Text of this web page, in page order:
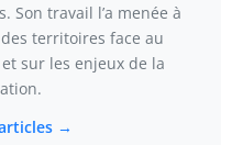
Son travail l’a menée à
territoires face au
sur les enjeux de la
→